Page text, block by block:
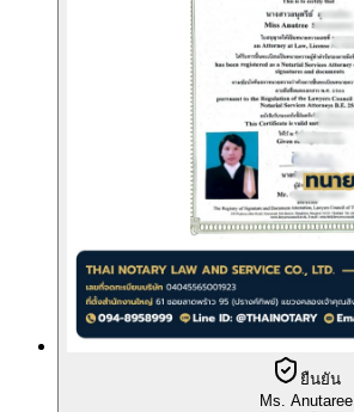
ยืนยัน
Ms. Anutaree